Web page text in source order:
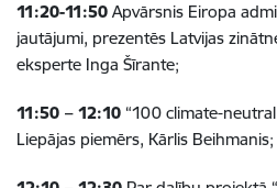
11:20-11:50 Apvārsnis Eiropa
jautājumi, prezentēs Latvijas
eksperte Inga Šīrante;
11:50 – 12:10 “100 climate-
Liepājas piemērs, Kārlis Beihmanis;